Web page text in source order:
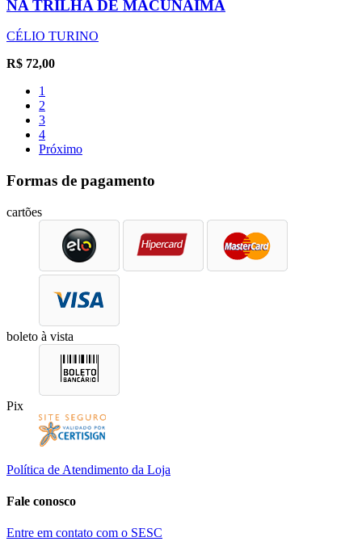
NA TRILHA DE MACUNAÍMA
CÉLIO TURINO
R$ 72,00
1
2
3
4
Próximo
Formas de pagamento
cartões
boleto à vista
Pix
Política de Atendimento da Loja
Fale conosco
Entre em contato com o SESC